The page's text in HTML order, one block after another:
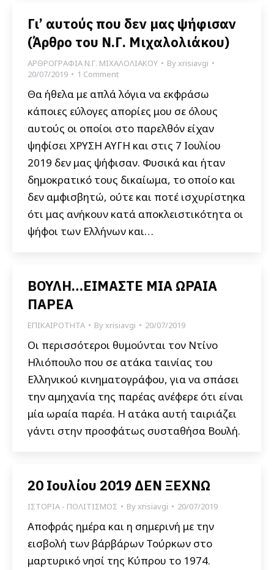
Γι’ αυτούς που δεν μας ψήφισαν
(Άρθρο του Ν.Γ. Μιχαλολιάκου)
ΑΡΘΡΟΓΡΑΦΙΑ Ν.Γ. ΜΙΧΑΛΟΛΙΑΚΟΥ Byxrisiavgi
20/07/2019
1 Comment
Θα ήθελα με απλά λόγια να εκφράσω
κάποιες εύλογες απορίες μου σε όλους
αυτούς οι οποίοι στο παρελθόν είχαν
ψηφίσει ΧΡΥΣΗ ΑΥΓΗ και στις 7 Ιουλίου
2019 δεν μας ψήφισαν. Φυσικά και ήταν
δημοκρατικό τους δικαίωμα, το οποίο και
δεν αμφισβητώ, ούτε και ποτέ ισχυρίστηκα
ότι μας ανήκουν κατά αποκλειστικότητα οι
ψήφοι των Ελλήνων και…
ΒΟΥΛΗ…ΕΙΜΑΣΤΕ ΜΙΑ ΩΡΑΙΑ
ΠΑΡΕΑ
ΕΠΙΚΑΙΡΟΤΗΤΑ Byxrisiavgi 20/07/2019
Οι περισσότεροι θυμούνται τον Ντίνο
Ηλιόπουλο που σε ατάκα ταινίας του
Ελληνικού κινηματογράφου, για να σπάσει
την αμηχανία της παρέας ανέφερε ότι είναι
μία ωραία παρέα. Η ατάκα αυτή ταιριάζει
γάντι στην προσφάτως συσταθήσα Βουλή.
20 Ιουλίου 2019 ΔΕΝ ΞΕΧΝΩ
ΙΣΤΟΡΙΑ - ΠΟΛΙΤΙΣΜΟΣ Byxrisiavgi 20/07/2019
Αποφράς ημέρα και η σημερινή με την
εισβολή των βάρβάρων Τούρκων στο
μαρτυρικό νησί της Κύπρου το 1974.